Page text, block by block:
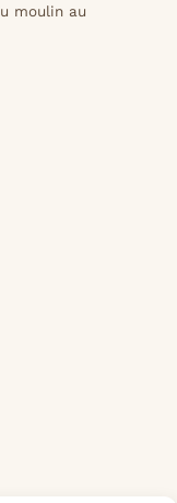
moulin au